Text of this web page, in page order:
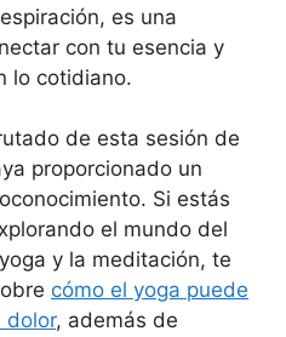
es una
con tu esencia y
lo cotidiano.
de esta sesión de
proporcionado un
Si estás
el mundo del
y la meditación, te
cómo el yoga puede
dolor, además de